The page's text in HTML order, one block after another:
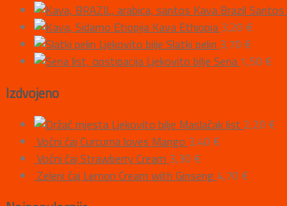
Kava Brazil Santos
Kava Ethiopia 3,20 €
Ljekovito bilje Slatki pelin 3,70 €
Ljekovito bilje Sena 1,50 €
Izdvojeno
Ljekovito bilje Maslačak list 2,20 €
Voćni čaj Curcuma loves Mango 3,40 €
Voćni čaj Strawberry Cream 3,30 €
Zeleni čaj Lemon Cream with Ginseng 4,70 €